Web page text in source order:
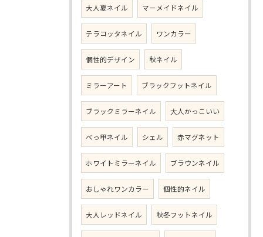
大人夏ネイル マーメイドネイル
テラコッタネイル ワンカラー
個性的デザイン 秋ネイル
ミラーアート ブラックフットネイル
ブラックミラーネイル 大人かっこいい
べっ甲ネイル シェル 赤マグネット
ホワイトミラーネイル ブラウンネイル
おしゃれワンカラー 個性的ネイル
大人レッドネイル 秋冬フットネイル